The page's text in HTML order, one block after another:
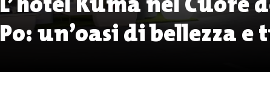
Po: un’oasi di bellezza